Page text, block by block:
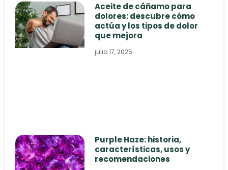
Aceite de cáñamo para
dolores: descubre cómo
actúa y los tipos de dolor
que mejora
julio 17, 2025
Purple Haze: historia,
características, usos y
recomendaciones